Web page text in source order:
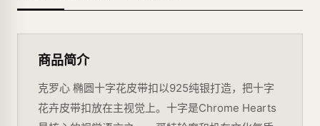
商品简介
克罗心 椭圆十字花皮带扣以925纯银打造，把十字
花卉皮带扣放在主视觉上。十字是Chrome Hearts